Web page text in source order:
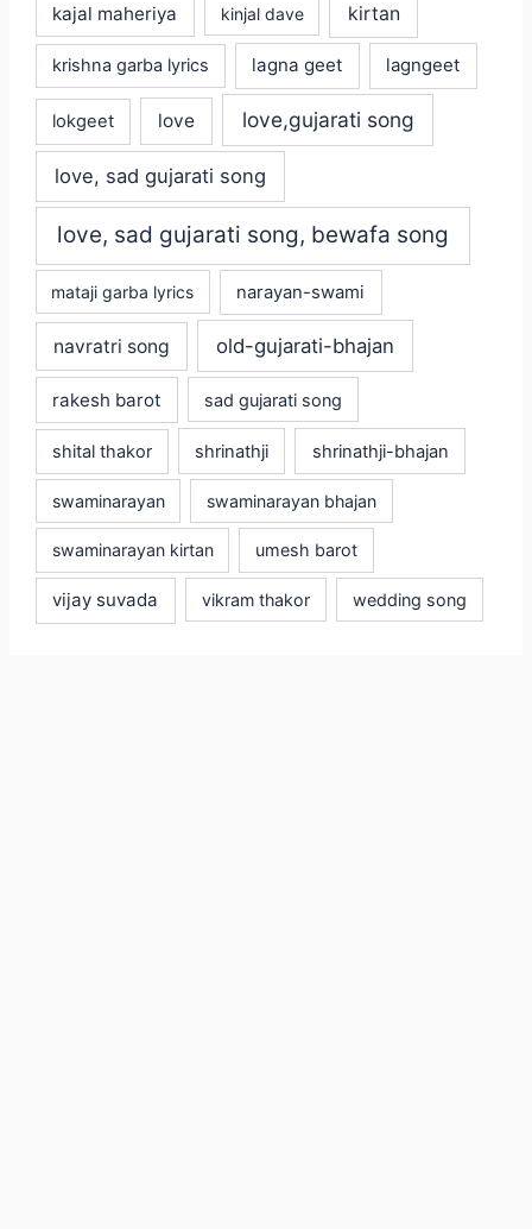
kajal maheriya kinjal dave kirtan
krishna garba lyrics lagna geet lagngeet
lokgeet love love,gujarati song
love, sad gujarati song
love, sad gujarati song, bewafa song
mataji garba lyrics narayan-swami
navratri song old-gujarati-bhajan
rakesh barot sad gujarati song
shital thakor shrinathji shrinathji-bhajan
swaminarayan swaminarayan bhajan
swaminarayan kirtan umesh barot
vijay suvada vikram thakor wedding song